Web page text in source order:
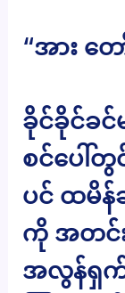
“အား တ
ခိုင်ခိုင်ခ
စင်ပေါ်
ပင် ထမိန်
ကို အတင်
အလွန်ရှက်